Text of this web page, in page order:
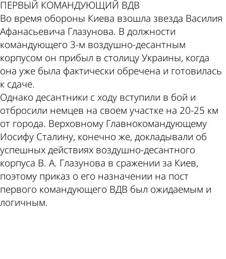
ПЕРВЫЙ КОМАНДУЮЩИЙ ВДВ
Во время обороны Киева взошла звезда Василия
Афанасьевича Глазунова. В должности
командующего 3-м воздушно-десантным
корпусом он прибыл в столицу Украины, когда
она уже была фактически обречена и готовилась
к сдаче.
Однако десантники с ходу вступили в бой и
отбросили немцев на своем участке на 20-25 км
от города. Верховному Главнокомандующему
Иосифу Сталину, конечно же, докладывали об
успешных действиях воздушно-десантного
корпуса В. А. Глазунова в сражении за Киев,
поэтому приказ о его назначении на пост
первого командующего ВДВ был ожидаемым и
логичным.